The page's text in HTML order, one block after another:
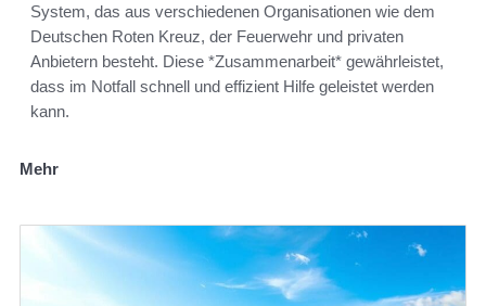
System, das aus verschiedenen Organisationen wie dem
Deutschen Roten Kreuz, der Feuerwehr und privaten
Anbietern besteht. Diese *Zusammenarbeit* gewährleistet,
dass im Notfall schnell und effizient Hilfe geleistet werden
kann.
Mehr